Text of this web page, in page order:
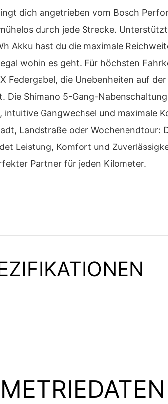
dich angetrieben vom Bosch
durch jede Strecke.
Akku hast du die maximale
wohin es geht. Für höchsten
Federgabel, die Unebenheiten auf
Die Shimano 5-Gang-
intuitive Gangwechsel und maximale
Landstraße oder Wochenendtour:
Leistung, Komfort und
Partner für jeden Kilometer.